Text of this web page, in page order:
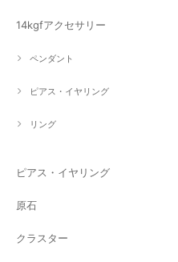
14kgfアクセサリー
ペンダント
ピアス・イヤリング
リング
ピアス・イヤリング
原石
クラスター